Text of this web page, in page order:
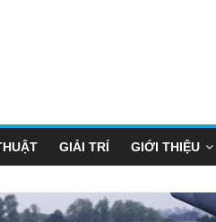
GIẢI TRÍ GIỚI THIỆU